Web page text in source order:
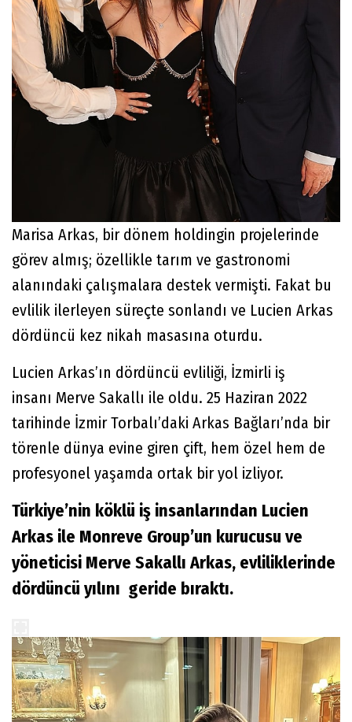
Marisa Arkas, bir dönem holdingin projelerinde
görev almış; özellikle tarım ve gastronomi
alanındaki çalışmalara destek vermişti. Fakat bu
evlilik ilerleyen süreçte sonlandı ve Lucien Arkas
dördüncü kez nikah masasına oturdu.
Lucien Arkas’ın dördüncü evliliği, İzmirli iş
insanı Merve Sakallı ile oldu. 25 Haziran 2022
tarihinde İzmir Torbalı’daki Arkas Bağları’nda bir
törenle dünya evine giren çift, hem özel hem de
profesyonel yaşamda ortak bir yol izliyor.
Türkiye’nin köklü iş insanlarından Lucien
Arkas ile Monreve Group’un kurucusu ve
yöneticisi Merve Sakallı Arkas, evliliklerinde
dördüncü yılını geride bıraktı.